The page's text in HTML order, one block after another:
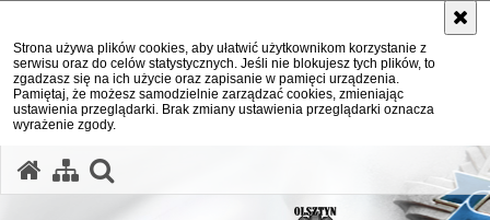
Strona używa plików cookies, aby ułatwić użytkownikom korzystanie z
serwisu oraz do celów statystycznych. Jeśli nie blokujesz tych plików, to
zgadzasz się na ich użycie oraz zapisanie w pamięci urządzenia.
Pamiętaj, że możesz samodzielnie zarządzać cookies, zmieniając
ustawienia przeglądarki. Brak zmiany ustawienia przeglądarki oznacza
wyrażenie zgody.